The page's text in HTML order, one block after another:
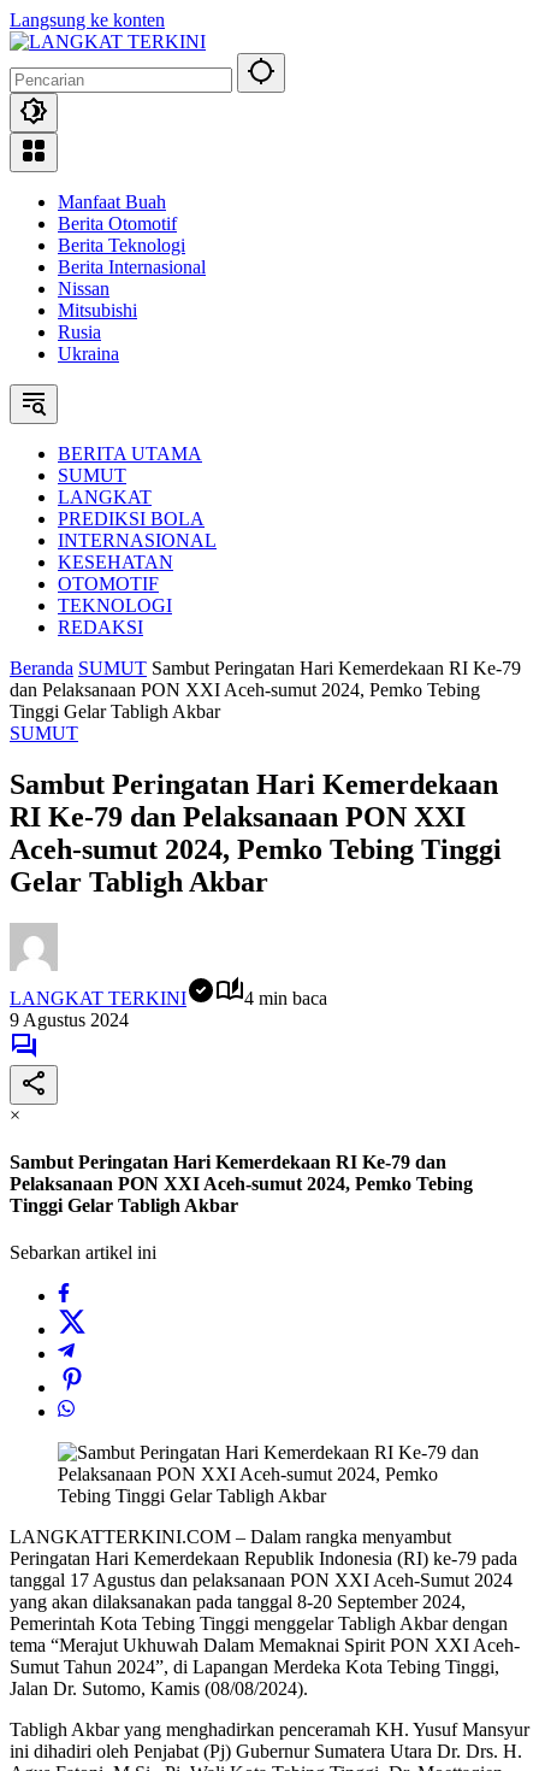
Langsung ke konten
Manfaat Buah
Berita Otomotif
Berita Teknologi
Berita Internasional
Nissan
Mitsubishi
Rusia
Ukraina
BERITA UTAMA
SUMUT
LANGKAT
PREDIKSI BOLA
INTERNASIONAL
KESEHATAN
OTOMOTIF
TEKNOLOGI
REDAKSI
Beranda SUMUT Sambut Peringatan Hari Kemerdekaan RI Ke-79
dan Pelaksanaan PON XXI Aceh-sumut 2024, Pemko Tebing
Tinggi Gelar Tabligh Akbar
SUMUT
Sambut Peringatan Hari Kemerdekaan
RI Ke-79 dan Pelaksanaan PON XXI
Aceh-sumut 2024, Pemko Tebing Tinggi
Gelar Tabligh Akbar
LANGKAT TERKINI
4 min baca
9 Agustus 2024
×
Sambut Peringatan Hari Kemerdekaan RI Ke-79 dan
Pelaksanaan PON XXI Aceh-sumut 2024, Pemko Tebing
Tinggi Gelar Tabligh Akbar
Sebarkan artikel ini
LANGKATTERKINI.COM – Dalam rangka menyambut
Peringatan Hari Kemerdekaan Republik Indonesia (RI) ke-79 pada
tanggal 17 Agustus dan pelaksanaan PON XXI Aceh-Sumut 2024
yang akan dilaksanakan pada tanggal 8-20 September 2024,
Pemerintah Kota Tebing Tinggi menggelar Tabligh Akbar dengan
tema “Merajut Ukhuwah Dalam Memaknai Spirit PON XXI Aceh-
Sumut Tahun 2024”, di Lapangan Merdeka Kota Tebing Tinggi,
Jalan Dr. Sutomo, Kamis (08/08/2024).
Tabligh Akbar yang menghadirkan penceramah KH. Yusuf Mansyur
ini dihadiri oleh Penjabat (Pj) Gubernur Sumatera Utara Dr. Drs. H.